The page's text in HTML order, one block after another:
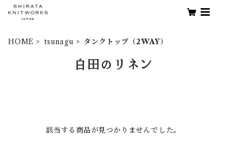
HOME tsunagu タンクトップ（2WAY）
白田のリネン
該当する商品が見つかりませんでした。